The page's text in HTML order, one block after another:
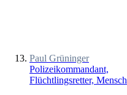
Paul Grüninger
Polizeikommandant,
Flüchtlingsretter, Mensch